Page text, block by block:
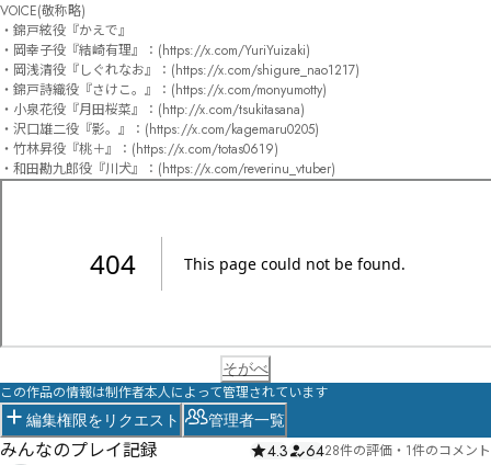
VOICE(敬称略)
・錦戸絃役『かえで』
・岡幸子役『結崎有理』：(https://x.com/YuriYuizaki)
・岡浅清役『しぐれなお』：(https://x.com/shigure_nao1217)
・錦戸詩織役『さけこ。』：(https://x.com/monyumotty)
・小泉花役『月田桜菜』：(http://x.com/tsukitasana)
・沢口雄二役『影。』：(https://x.com/kagemaru0205)
・竹林昇役『桃＋』：(https://x.com/totas0619)
・和田勘九郎役『川犬』：(https://x.com/reverinu_vtuber)
そがべ
この作品の情報は制作者本人によって管理されています
編集権限をリクエスト 管理者一覧
みんなのプレイ記録 4.3 6428件の評価 ・ 1件のコメント